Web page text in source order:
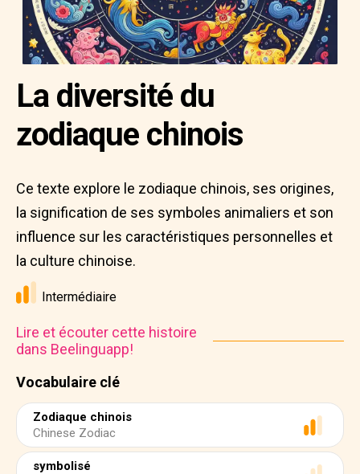
Vocabulaire clé
Zodiaque chinois
Chinese Zodiac
symbolisé
La diversité du
zodiaque chinois
Ce texte explore le zodiaque chinois, ses origines,
la signification de ses symboles animaliers et son
influence sur les caractéristiques personnelles et
la culture chinoise.
Intermédiaire
Lire et écouter cette histoire
dans Beelinguapp!